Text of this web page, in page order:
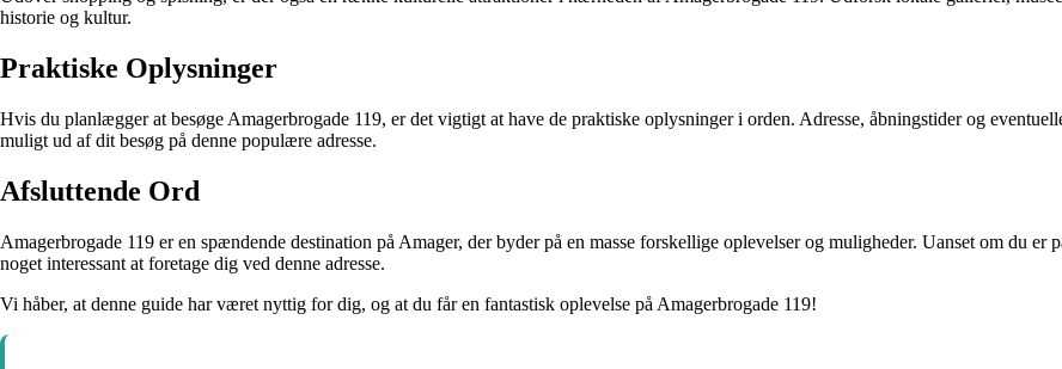
historie og kultur.
Praktiske Oplysninger
Hvis du planlægger at besøge Amagerbrogade 119, er det vigtigt at have de praktiske oplysninger i orden. Adresse, åbningstider og
muligt ud af dit besøg på denne populære adresse.
Afsluttende Ord
Amagerbrogade 119 er en spændende destination på Amager, der byder på en masse forskellige oplevelser og muligheder. Uanset om du
noget interessant at foretage dig ved denne adresse.
Vi håber, at denne guide har været nyttig for dig, og at du får en fantastisk oplevelse på Amagerbrogade 119!